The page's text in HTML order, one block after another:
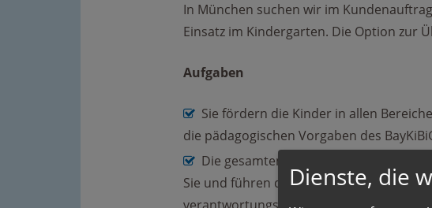
In München suchen wir im
Einsatz im Kindergarten. Die Option zur
Aufgaben
Sie fördern die Kinder in allen
die pädagogischen Vorgaben des
Die gesamten Beobachtungen
Sie und führen die Beobachtungsbögen
Dienste, die